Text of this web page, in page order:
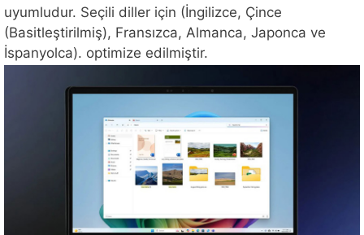
uyumludur. Seçili diller için (İngilizce, Çince
(Basitleştirilmiş), Fransızca, Almanca, Japonca ve
İspanyolca). optimize edilmiştir.